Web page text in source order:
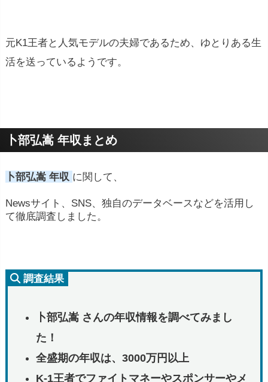
元K1王者と人気モデルの夫婦であるため、ゆとりある生
活を送っているようです。
卜部弘嵩 年収まとめ
卜部弘嵩 年収 に関して、
Newsサイト、SNS、独自のデータベースなどを活用し
て徹底調査しました。
調査結果
卜部弘嵩 さんの年収情報を調べてみまし
た！
全盛期の年収は、3000万円以上
K-1王者でファイトマネーやスポンサーやメ